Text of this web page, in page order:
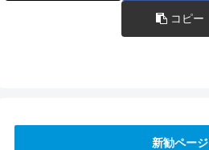
コピー
新勧ページ